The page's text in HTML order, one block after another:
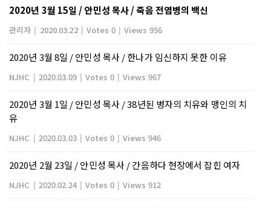
2020년 3월 15일 / 안민성 목사 / 죽음 전염병의 백신
관리자 | 2020.03.22 | Votes 0 | Views 956
2020년 3월 8일 / 안민성 목사 / 한나가 임신하지 못한 이유
NJHC | 2020.03.09 | Votes 0 | Views 967
2020년 3월 1일 / 안민성 목사 / 38년된 병자의 치유와 맹인의 치
유
NJHC | 2020.03.03 | Votes 0 | Views 946
2020년 2월 23일 / 안민성 목사 / 간음하다 현장에서 잡힌 여자
NJHC | 2020.02.24 | Votes 0 | Views 912